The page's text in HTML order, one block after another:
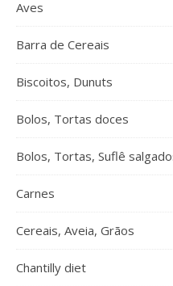
Aves
Barra de Cereais
Biscoitos, Dunuts
Bolos, Tortas doces
Bolos, Tortas, Suflê
Carnes
Cereais, Aveia, Grãos
Chantilly diet